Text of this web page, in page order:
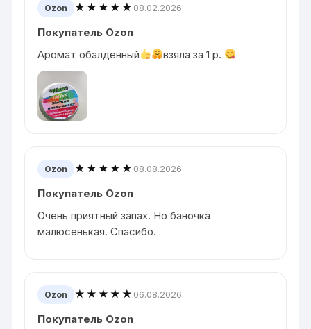
Ozon ★★★★★ 08.02.2026
Покупатель Ozon
Аромат обалденный
взяла за 1 p.
Ozon ★★★★★ 08.08.2026
Покупатель Ozon
Очень приятный запах. Но баночка
малюсенькая. Спасибо.
Ozon ★★★★★ 06.08.2026
Покупатель Ozon